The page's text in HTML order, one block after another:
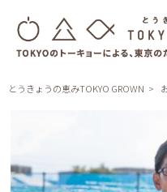
とうきょうの恵みTOKYO GROWN